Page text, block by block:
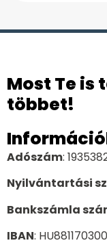
Most Te is
többet!
Adószám:
Nyilvántartási
Bankszámla
IBAN: